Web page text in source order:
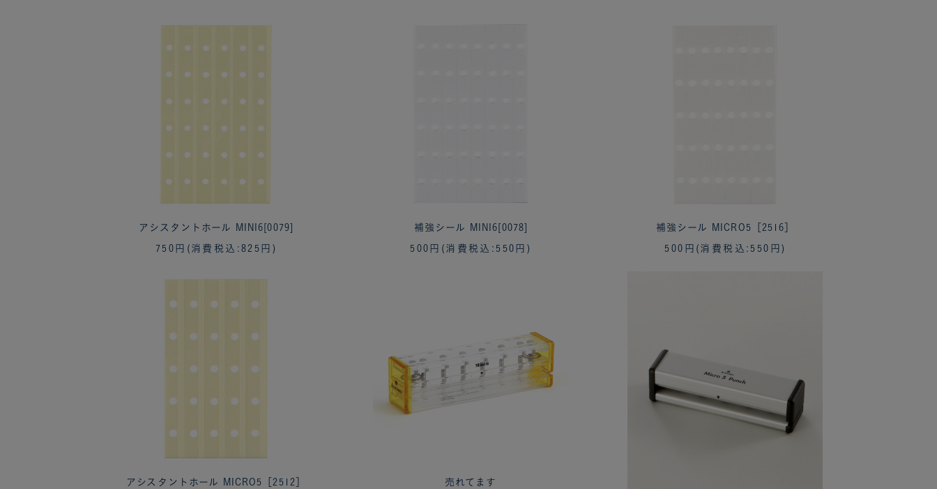
アシスタントホール MINI6[0079]
750円 (消費税込:825円)
補強シール MINI6[0078]
500円 (消費税込:550円)
補強シール MICRO5［2516］
500円 (消費税込:550円)
アシスタントホール MICRO5［2512］
売れてます